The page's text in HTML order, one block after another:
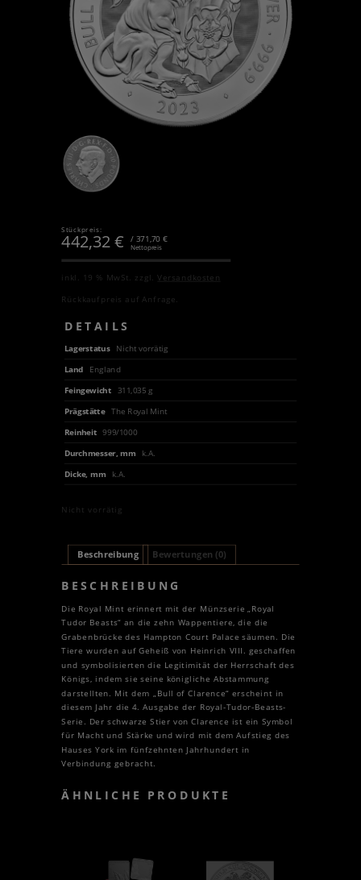
Stückpreis:
442,32€ / 371,70 €
Nettopreis
inkl. 19 % MwSt. zzgl.Versandkosten
Rückkaufpreis auf Anfrage.
DETAILS
Lagerstatus
Nicht vorrätig
Land
England
Feingewicht
311,035 g
Prägstätte The Royal Mint
Reinheit 999/1000
Durchmesser, mm
k.A.
Dicke, mm
k.A.
Nicht vorrätig
Beschreibung Bewertungen (0)
BESCHREIBUNG
Die Royal Mint erinnert mit der Münzserie „Royal
Tudor Beasts“ an die zehn Wappentiere, die die
Grabenbrücke des Hampton Court Palace säumen. Die
Tiere wurden auf Geheiß von Heinrich VIII. geschaffen
und symbolisierten die Legitimität der Herrschaft des
Königs, indem sie seine königliche Abstammung
darstellten. Mit dem „Bull of Clarence“ erscheint in
diesem Jahr die 4. Ausgabe der Royal-Tudor-Beasts-
Serie. Der schwarze Stier von Clarence ist ein Symbol
für Macht und Stärke und wird mit dem Aufstieg des
Hauses York im fünfzehnten Jahrhundert in
Verbindung gebracht.
ÄHNLICHE PRODUKTE